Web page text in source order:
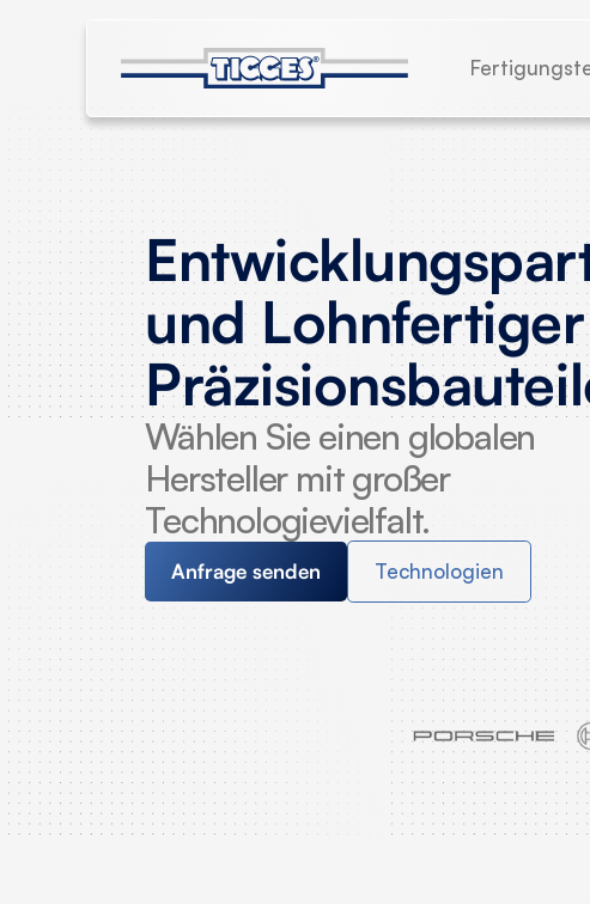
und
Wählen Sie einen globalen
Hersteller mit großer
Technologievielfalt.
Anfrage senden Technologien